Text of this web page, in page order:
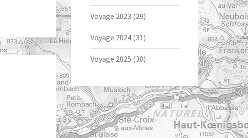
Voyage 2023 (29)
Voyage 2024(31)
Voyage 2025 (30)